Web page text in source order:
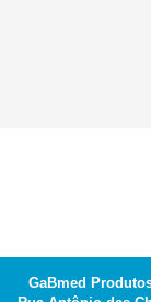
GaBmed